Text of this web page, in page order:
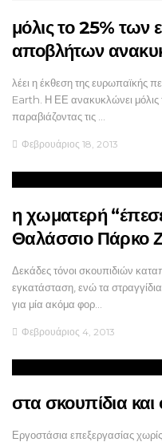
μόλις το 25% των
αποβλήτων
λέει η έκθεση της ευρωπαϊκής
Earth. Η ΕΕ ανακυκλώνει
παραβιάζοντας τις …
Φεβρουάριος 18, 2013
η χωματερή
Θαλάσσιο Πάρκο
Δεκάδες τόνοι σκουπιδιών
εγκατάσταση, ενώ τα
για μία ακόμα φορ…
Φεβρουάριος 4, 2013
στα σκουπίδια και
Εργοστάσια επεξεργασίας